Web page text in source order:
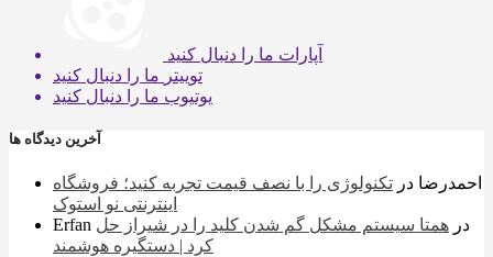
آپارات ما را دنبال کنید
توییتر ما را دنبال کنید
یوتیوب ما را دنبال کنید
آخرین دیدگاه ها
احمدرضا در تکنولوژی را با نصف قیمت تجربه کنید؛ فروشگاه
اینترنتی نو استوک
Erfan
در همتا سیستم مشکل گم شدن کلید را در شیراز حل
کرد | دستگیره هوشمند